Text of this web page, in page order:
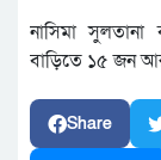
নাসিমা
বাড়িতে ১৫ জন
Share